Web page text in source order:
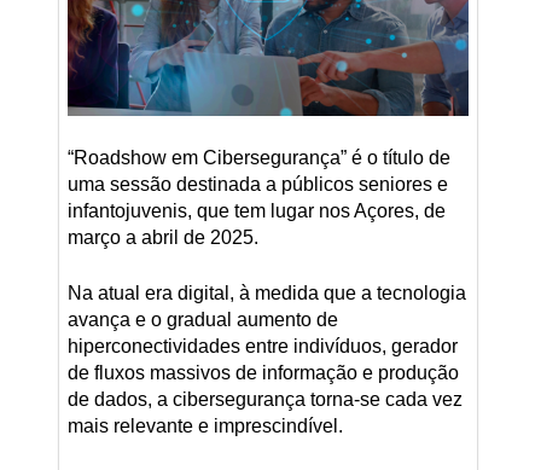
“Roadshow em Cibersegurança” é o título de
uma sessão destinada a públicos seniores e
infantojuvenis, que tem lugar nos Açores, de
março a abril de 2025.
Na atual era digital, à medida que a tecnologia
avança e o gradual aumento de
hiperconectividades entre indivíduos, gerador
de fluxos massivos de informação e produção
de dados, a cibersegurança torna-se cada vez
mais relevante e imprescindível.